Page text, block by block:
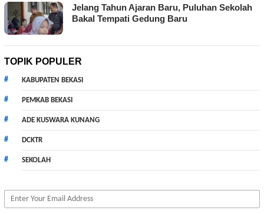
Jelang Tahun Ajaran Baru, Puluhan Sekolah
Bakal Tempati Gedung Baru
TOPIK POPULER
KABUPATEN BEKASI
PEMKAB BEKASI
ADE KUSWARA KUNANG
DCKTR
SEKOLAH